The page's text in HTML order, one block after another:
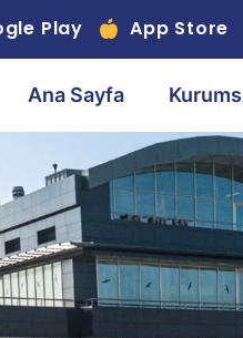
Play App Store
Ana Sayfa